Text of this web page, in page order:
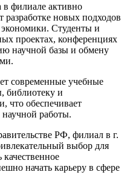
в филиале активно
разработке новых подходов
Студенты и
проектах, конференциях
научной базы и обмену
современные учебные
библиотеку и
что обеспечивает
работы.
РФ, филиал в г.
выбор для
начать карьеру в сфере